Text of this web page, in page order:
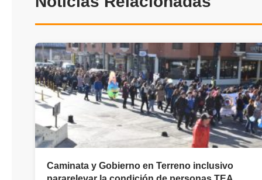
Caminata y Gobierno en Terreno inclusivo